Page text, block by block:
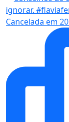
Cancelada em